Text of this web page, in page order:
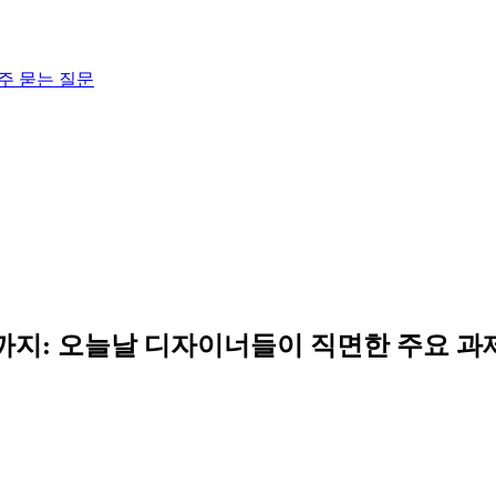
묻는 질문
: 오늘날 디자이너들이 직면한 주요 과